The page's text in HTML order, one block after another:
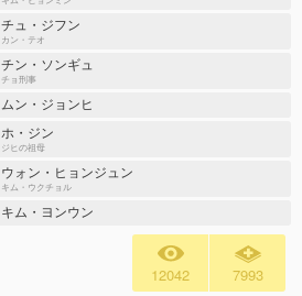
チュ・ジフン
カン・テオ
チン・ソンギュ
チョ刑事
ムン・ジョンヒ
ホ・ジン
ジヒの祖母
ウォン・ヒョンジュン
キム・ウクチョル
キム・ヨンウン
12042 7993